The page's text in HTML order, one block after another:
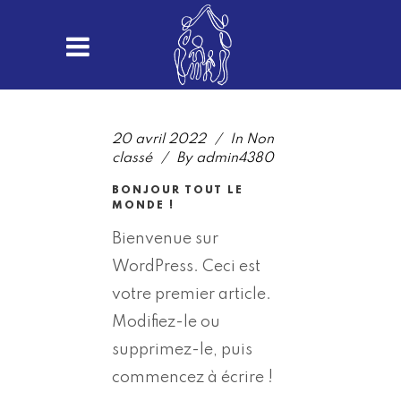
20 avril 2022 In Non
classé
By admin4380
BONJOUR TOUT LE
MONDE !
Bienvenue sur
WordPress. Ceci est
votre premier article.
Modifiez-le ou
supprimez-le, puis
commencez à écrire !